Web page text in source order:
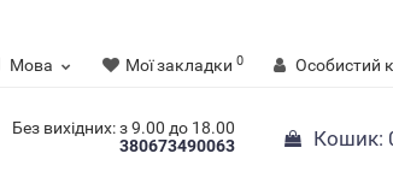
Мова Мої закладки 0 Особистий
Без вихідних: з 9.00 до 18.00
380673490063
Кошик: